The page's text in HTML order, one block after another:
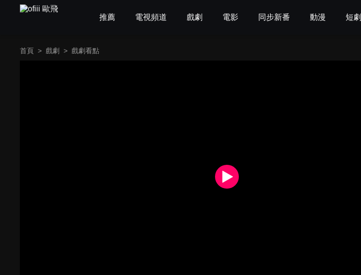
推薦 電視頻道 戲劇 電影 同步新番 動漫 短劇
首頁 > 戲劇 > 戲劇看點